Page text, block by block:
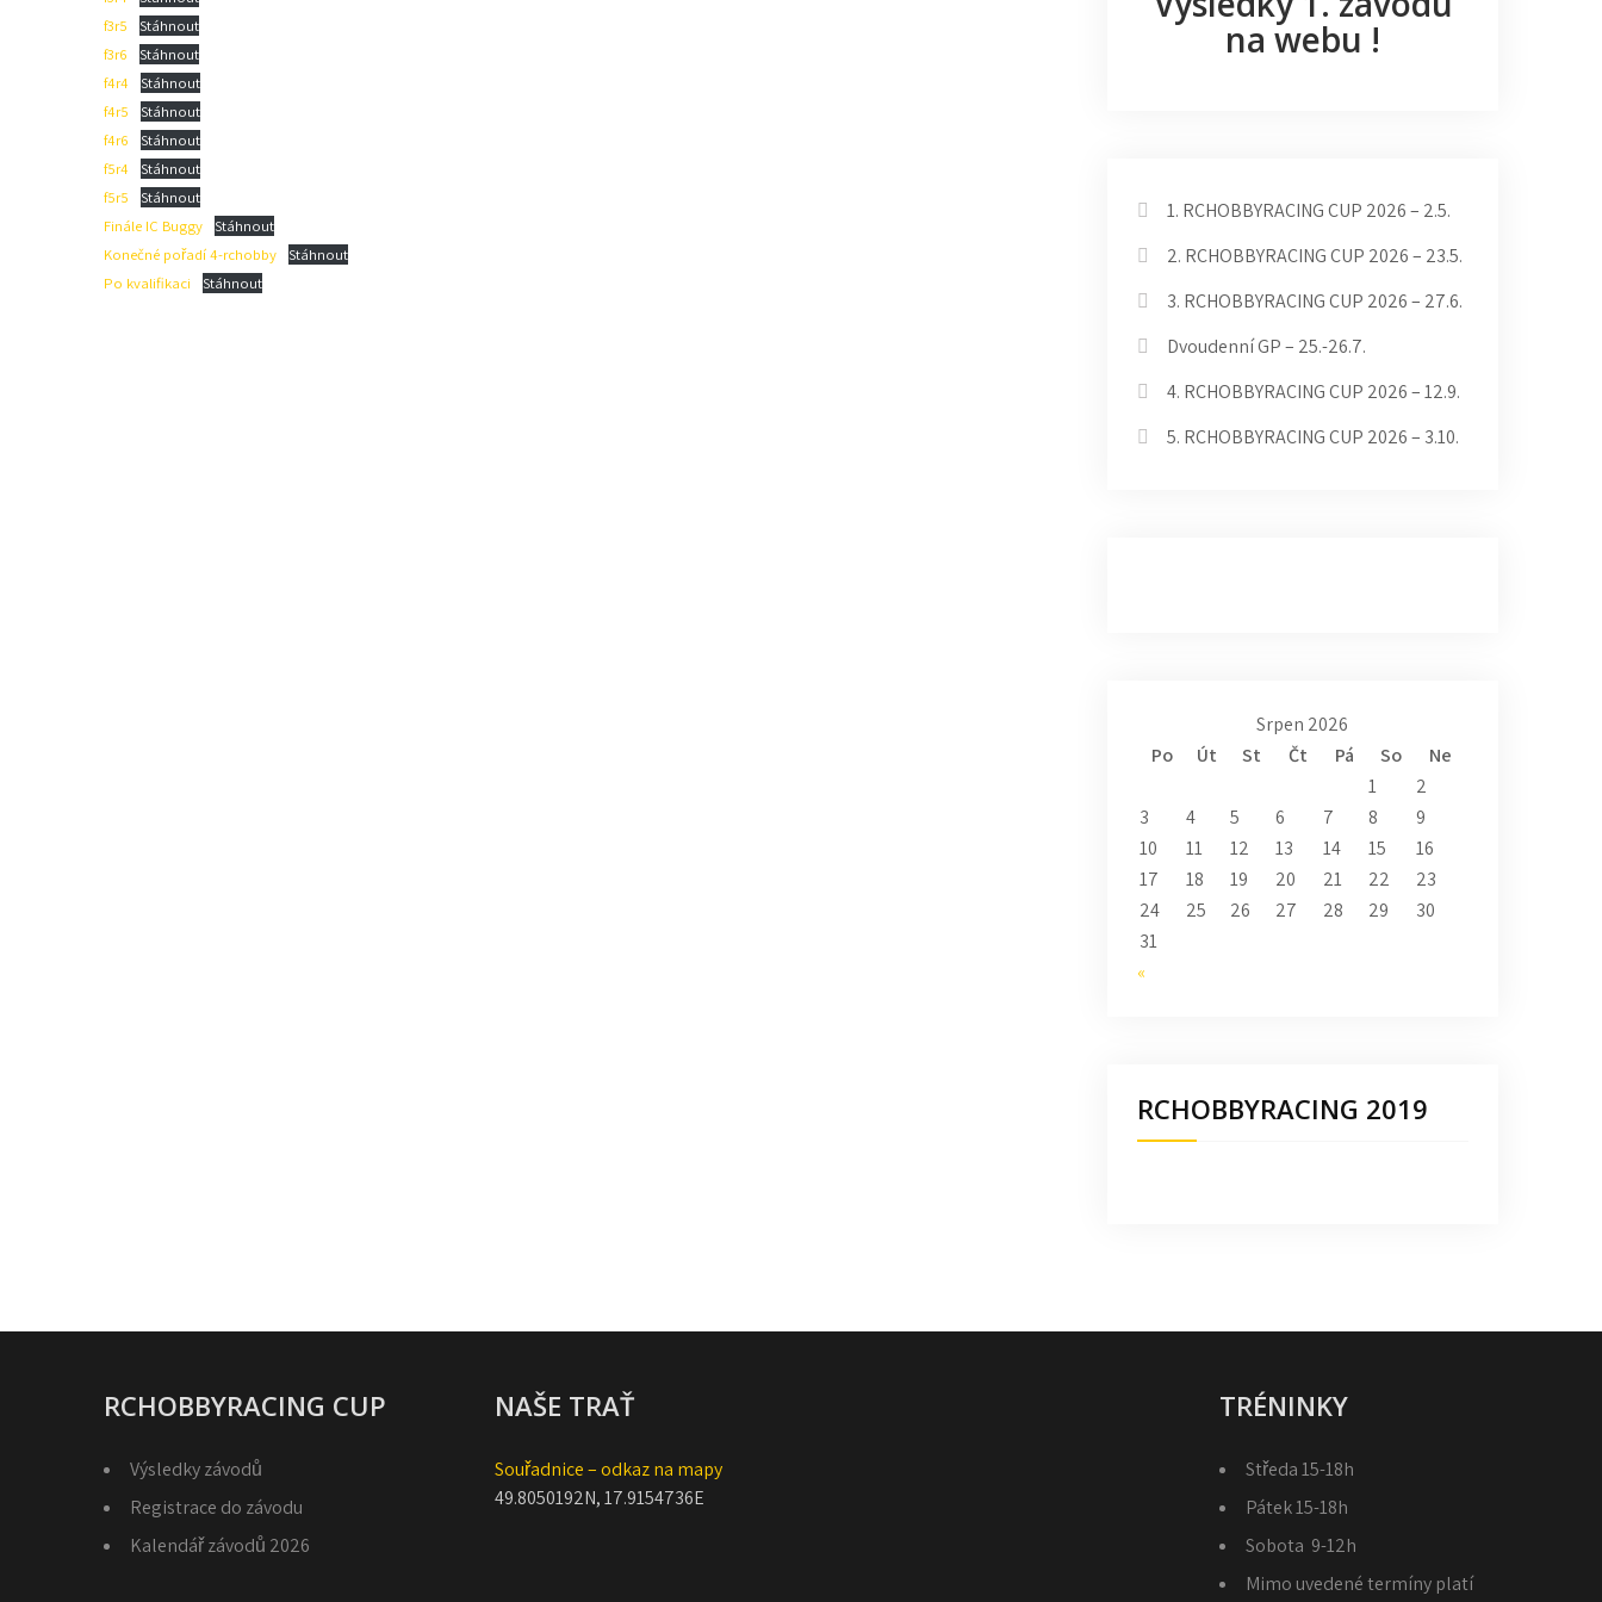
f3r5
Stáhnout
f3r6
Stáhnout
f4r4
Stáhnout
f4r5
Stáhnout
f4r6
Stáhnout
f5r4
Stáhnout
f5r5
Stáhnout
Finále IC Buggy Stáhnout
Konečné pořadí 4-rchobby Stáhnout
Po kvalifikaci
Stáhnout
na webu !
1. RCHOBBYRACING CUP 2026 – 2.5.
2. RCHOBBYRACING CUP 2026 – 23.5.
3. RCHOBBYRACING CUP 2026 – 27.6.
Dvoudenní GP – 25.-26.7.
4. RCHOBBYRACING CUP 2026 – 12.9.
5. RCHOBBYRACING CUP 2026 – 3.10.
Srpen 2026
Po
Út St Čt Pá So
Ne
1
2
3
4 5 6 7 8
9
10
11 12 13 14 15
16
17
18 19 20 21 22
23
24
25 26 27 28 29
30
31
«
RCHOBBYRACING 2019
RCHOBBYRACING CUP
Výsledky závodů
Registrace do závodu
Kalendář závodů 2026
NAŠE TRAŤ
Souřadnice – odkaz na mapy
49.8050192N, 17.9154736E
TRÉNINKY
Středa 15-18h
Pátek 15-18h
Sobota 9-12h
Mimo uvedené termíny platí